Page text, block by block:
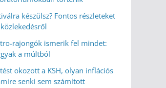
készülsz? Fontos részleteket
rajongók ismerik fel mindet:
a múltból
okozott a KSH, olyan inflációs
senki sem számított